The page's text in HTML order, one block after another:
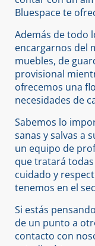
Bluespace te
Además de todo
encargarnos del
muebles, de
provisional
ofrecemos una
necesidades de
Sabemos lo
sanas y salvas a
un equipo de
que tratará
cuidado y
tenemos en el
Si estás
de un punto a
contacto con